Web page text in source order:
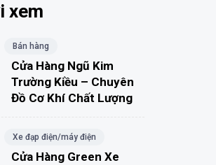
xem
Bán hàng
Cửa Hàng Ngũ Kim
Trường Kiều – Chuyên
Đồ Cơ Khí Chất Lượng
Xe đạp điện/máy điện
Cửa Hàng Green Xe